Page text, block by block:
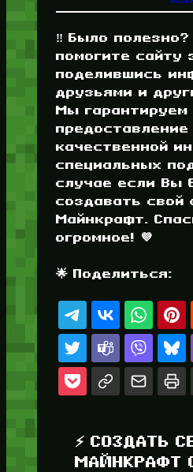
‼️ Было полезно?
помогите сайту
поделившись
друзьями и
Мы гарантируем
предоставление
качественной
специальных
случае если Вы
создавать свой
Майнкрафт.
огромное! 💜
🌟 Поделиться:
⚡ СОЗДАТЬ
МАЙНКРАФТ